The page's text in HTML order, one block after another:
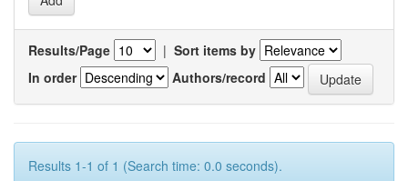
Results/Page | Sort items by
In order
Authors/record
Results 1-1 of 1 (Search time: 0.0 seconds).